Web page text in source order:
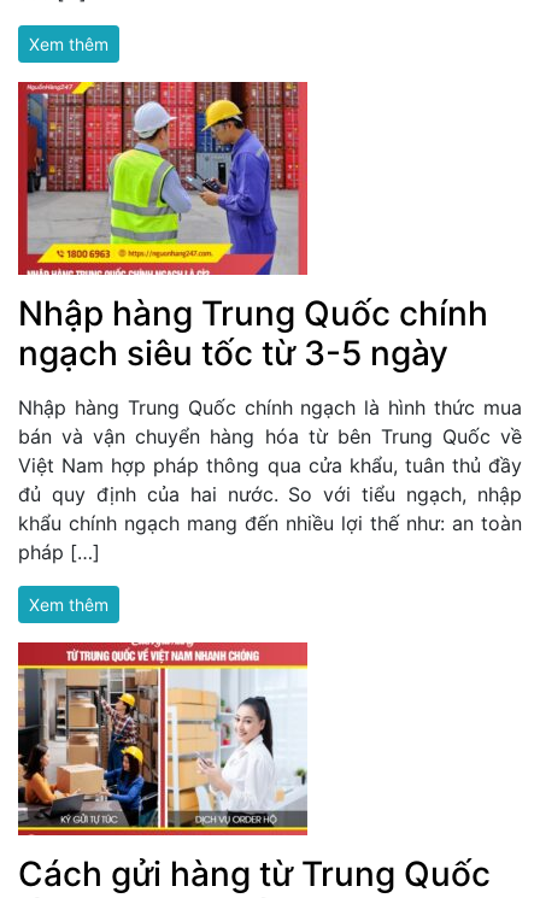
Xem thêm
Nhập hàng Trung Quốc chính
ngạch siêu tốc từ 3-5 ngày
Nhập hàng Trung Quốc chính ngạch là hình thức mua
bán và vận chuyển hàng hóa từ bên Trung Quốc về
Việt Nam hợp pháp thông qua cửa khẩu, tuân thủ đầy
đủ quy định của hai nước. So với tiểu ngạch, nhập
khẩu chính ngạch mang đến nhiều lợi thế như: an toàn
pháp […]
Xem thêm
Cách gửi hàng từ Trung Quốc